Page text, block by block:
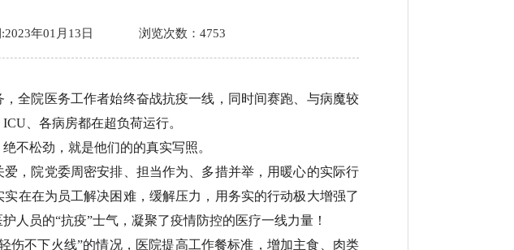
年01月13日 浏览次数： 4753
全院医务工作者始终奋战抗疫一线，同时间赛跑、与病魔较
、各病房都在超负荷运行。
不松劲，就是他们的的真实写照。
，院党委周密安排、担当作为、多措并举，用暖心的实际行
在在为员工解决困难，缓解压力，用务实的行动极大增强了
人员的“抗疫”士气，凝聚了疫情防控的医疗一线力量！
伤不下火线”的情况，医院提高工作餐标准，增加主食、肉类